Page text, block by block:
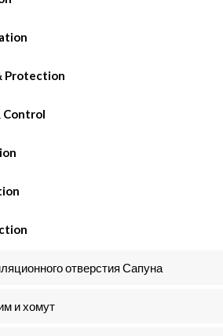
Protection
Control
отверстия Сапуна
и хомут